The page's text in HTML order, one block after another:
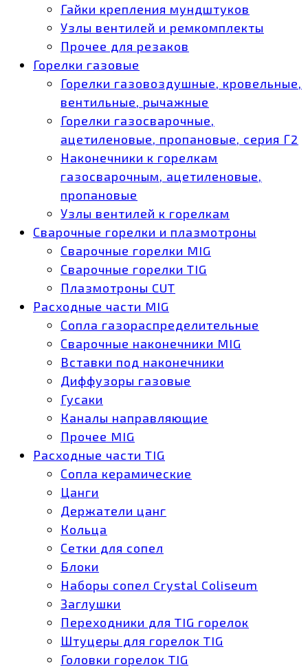
Гайки крепления мундштуков
Узлы вентилей и ремкомплекты
Прочее для резаков
Горелки газовые
Горелки газовоздушные, кровельные,
вентильные, рычажные
Горелки газосварочные,
ацетиленовые, пропановые, серия Г2
Наконечники к горелкам
газосварочным, ацетиленовые,
пропановые
Узлы вентилей к горелкам
Сварочные горелки и плазмотроны
Сварочные горелки MIG
Сварочные горелки TIG
Плазмотроны CUT
Расходные части MIG
Сопла газораспределительные
Сварочные наконечники MIG
Вставки под наконечники
Диффузоры газовые
Гусаки
Каналы направляющие
Прочее MIG
Расходные части TIG
Сопла керамические
Цанги
Держатели цанг
Кольца
Сетки для сопел
Блоки
Наборы сопел Crystal Coliseum
Заглушки
Переходники для TIG горелок
Штуцеры для горелок TIG
Головки горелок TIG